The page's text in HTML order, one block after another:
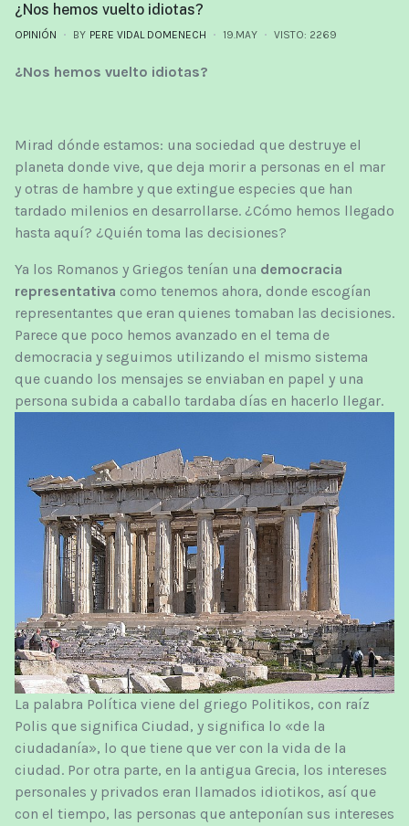
¿Nos hemos vuelto idiotas?
OPINIÓN BY PERE VIDAL DOMENECH 19.MAY VISTO: 2269
¿Nos hemos vuelto idiotas?
Mirad dónde estamos: una sociedad que destruye el
planeta donde vive, que deja morir a personas en el mar
y otras de hambre y que extingue especies que han
tardado milenios en desarrollarse. ¿Cómo hemos llegado
hasta aquí? ¿Quién toma las decisiones?
Ya los Romanos y Griegos tenían una democracia
representativa como tenemos ahora, donde escogían
representantes que eran quienes tomaban las decisiones.
Parece que poco hemos avanzado en el tema de
democracia y seguimos utilizando el mismo sistema
que cuando los mensajes se enviaban en papel y una
persona subida a caballo tardaba días en hacerlo llegar.
La palabra Política viene del griego Politikos, con raíz
Polis que significa Ciudad, y significa lo «de la
ciudadanía», lo que tiene que ver con la vida de la
ciudad. Por otra parte, en la antigua Grecia, los intereses
personales y privados eran llamados idiotikos, así que
con el tiempo, las personas que anteponían sus intereses